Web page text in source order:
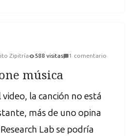
Zipitría 588 visitas 1 comentario
música
la canción no está
más de uno opina
Lab se podría